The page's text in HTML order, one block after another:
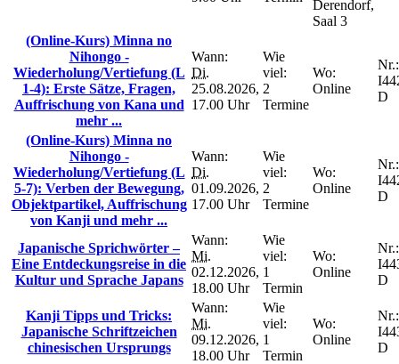
Derendorf,
Saal 3
(Online-Kurs) Minna no
Nihongo -
Wiederholung/Vertiefung (L
1-4): Erste Sätze, Fragen,
Auffrischung von Kana und
mehr ...
Wann:
Di.
25.08.2026,
17.00 Uhr
Wie
viel:
2
Termine
Wo:
Online
Nr.:
D
(Online-Kurs) Minna no
Nihongo -
Wiederholung/Vertiefung (L
5-7): Verben der Bewegung,
Objektpartikel, Auffrischung
von Kanji und mehr ...
Wann:
Di.
01.09.2026,
17.00 Uhr
Wie
viel:
2
Termine
Wo:
Online
Nr.:
D
Japanische Sprichwörter –
Eine Entdeckungsreise in die
Kultur und Sprache Japans
Wann:
Mi.
02.12.2026,
18.00 Uhr
Wie
viel:
1
Termin
Wo:
Online
Nr.:
D
Kanji Tipps und Tricks:
Japanische Schriftzeichen
chinesischen Ursprungs
Wann:
Mi.
09.12.2026,
18.00 Uhr
Wie
viel:
1
Termin
Wo:
Online
Nr.:
D